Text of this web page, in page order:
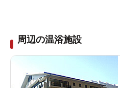
周辺の温浴施設